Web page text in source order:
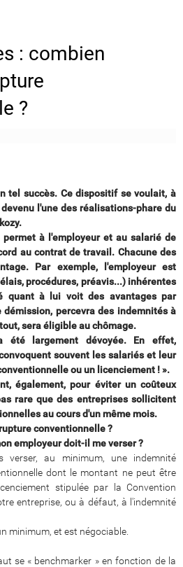
: combien
?
tel succès. Ce dispositif se voulait, à
l'une des réalisations-phare du
à l'employeur et au salarié de
au contrat de travail. Chacune des
Par exemple, l'employeur est
procédures, préavis...) inhérentes
quant à lui voit des avantages par
percevra des indemnités à
sera éligible au chômage.
été largement dévoyée. En effet,
souvent les salariés et leur
ou un licenciement ! ».
également, pour éviter un coûteux
rare que des entreprises sollicitent
au cours d'un même mois.
conventionnelle ?
employeur doit-il me verser ?
verser, au minimum, une indemnité
dont le montant ne peut être
stipulée par la Convention
entreprise, ou à défaut, à l'indemnité
minimum, et est négociable.
se « benchmarker » en fonction de la